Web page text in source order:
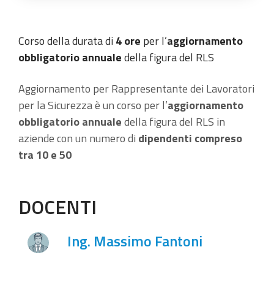
Corso della durata di4 ore per l’aggiornamento
obbligatorio annualedella figura del RLS
Aggiornamento per Rappresentante dei Lavoratori
per la Sicurezza è un corso per l’aggiornamento
obbligatorio annualedella figura del RLS in
aziende con un numero di dipendenti compreso
tra 10 e 50
DOCENTI
Ing. Massimo Fantoni